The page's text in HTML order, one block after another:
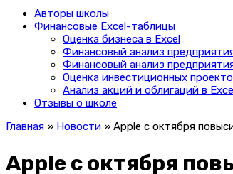
Авторы школы
Финансовые Excel-таблицы
Оценка бизнеса в Excel
Финансовый анализ
Финансовый анализ
Оценка инвестиционных
Анализ акций и облигаций в
Отзывы о школе
Главная » Новости » Apple с октября
Apple с октября